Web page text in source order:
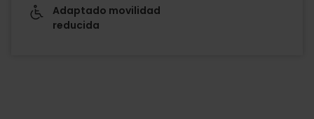
Adaptado movilidad
reducida